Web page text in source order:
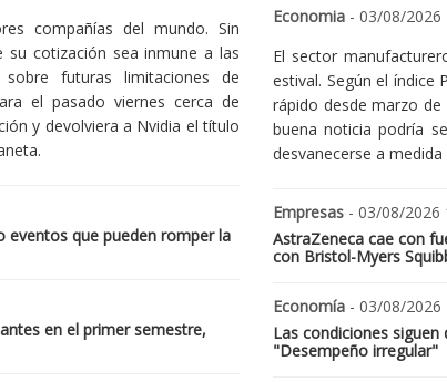
compañías del mundo. Sin
su cotización sea inmune a las
sobre futuras limitaciones de
el pasado viernes cerca de
y devolviera a Nvidia el título
eventos que pueden romper la
en el primer semestre,
Economia - 03/08/2026
El sector
estival. Según el
rápido desde marzo
buena noticia podría
desvanecerse a
Empresas - 03/08/2026
AstraZeneca cae con
con Bristol-Myers
Economía - 03/08/2026
Las condiciones
"Desempeño irregular"